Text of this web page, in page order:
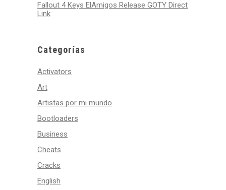
Fallout 4 Keys ElAmigos Release GOTY Direct
Link
Categorías
Activators
Art
Artistas por mi mundo
Bootloaders
Business
Cheats
Cracks
English